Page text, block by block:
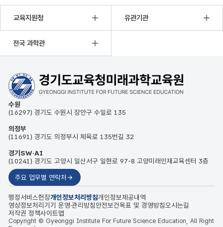
교육지원청 유관기관
전국 과학관
수원
(16297) 경기도 수원시 장안구 수일로 135
의정부
(11691) 경기도 의정부시 체육로 135번길 32
경기SW·AI
(10241) 경기도 고양시 일산서구 일현로 97-8 고양미래인재교육센터 3층
주요 업무별 연락처
행정서비스헌장개인정보처리방침개인정보제공내역
영상정보처리기기 운영·관리방침안전보건목표 및 경영방침오시는길
저작권 정책사이트맵
Copyright © Gyeonggi Institute For Future Science Education, All Right